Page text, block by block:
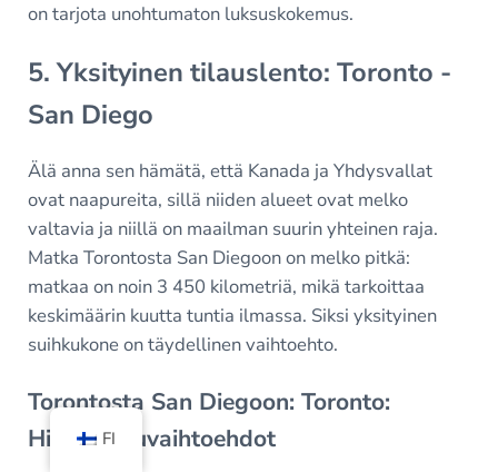
on tarjota unohtumaton luksuskokemus.
5. Yksityinen tilauslento: Toronto -
San Diego
Älä anna sen hämätä, että Kanada ja Yhdysvallat
ovat naapureita, sillä niiden alueet ovat melko
valtavia ja niillä on maailman suurin yhteinen raja.
Matka Torontosta San Diegoon on melko pitkä:
matkaa on noin 3 450 kilometriä, mikä tarkoittaa
keskimäärin kuutta tuntia ilmassa. Siksi yksityinen
suihkukone on täydellinen vaihtoehto.
Torontosta San Diegoon: Toronto:
Hinnoitteluvaihtoehdot
FI